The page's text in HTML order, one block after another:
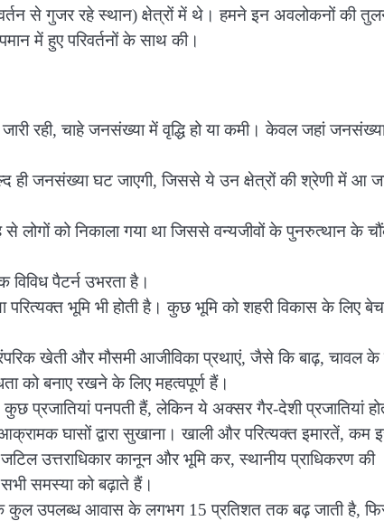
से गुजर रहे स्थान) क्षेत्रों में थे। हमने इन अवलोकनों की
में हुए परिवर्तनों के साथ की।
रही, चाहे जनसंख्या में वृद्धि हो या कमी। केवल जहां
ही जनसंख्या घट जाएगी, जिससे ये उन क्षेत्रों की श्रेणी में आ
को निकाला गया था जिससे वन्यजीवों के पुनरुत्थान के
विविध पैटर्न उभरता है।
भूमि भी होती है। कुछ भूमि को शहरी विकास के लिए बेच
खेती और मौसमी आजीविका प्रथाएं, जैसे कि बाढ़, चावल
को बनाए रखने के लिए महत्वपूर्ण हैं।
प्रजातियां पनपती हैं, लेकिन ये अक्सर गैर-देशी प्रजातियां
घासों द्वारा सुखाना। खाली और परित्यक्त इमारतें, कम
उत्तराधिकार कानून और भूमि कर, स्थानीय प्राधिकरण की
समस्या को बढ़ाते हैं।
के कुल उपलब्ध आवास के लगभग 15 प्रतिशत तक बढ़ जाती है,